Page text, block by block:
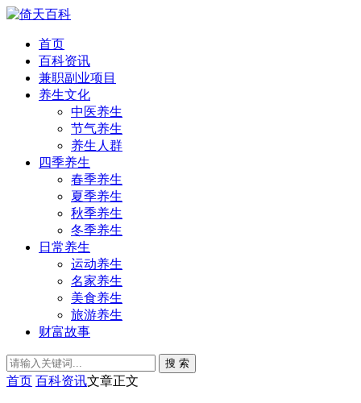
首页
百科资讯
兼职副业项目
养生文化
中医养生
节气养生
养生人群
四季养生
春季养生
夏季养生
秋季养生
冬季养生
日常养生
运动养生
名家养生
美食养生
旅游养生
财富故事
搜 索
首页 百科资讯文章正文